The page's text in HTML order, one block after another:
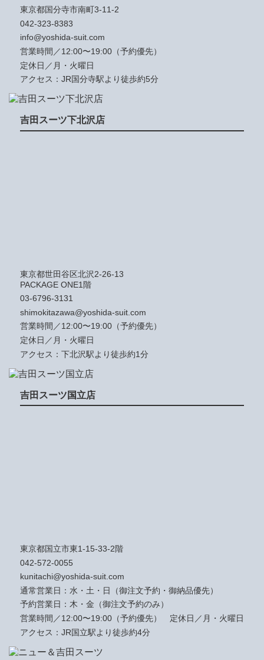
東京都国分寺市南町3-11-2
042-323-8383
info@yoshida-suit.com
営業時間／12:00〜19:00（予約優先）
定休日／月・火曜日
アクセス：JR国分寺駅より徒歩約5分
吉田スーツ下北沢店
東京都世田谷区北沢2-26-13
PACKAGE ONE1階
03-6796-3131
shimokitazawa@yoshida-suit.com
営業時間／12:00〜19:00（予約優先）
定休日／月・火曜日
アクセス：下北沢駅より徒歩約1分
吉田スーツ国立店
東京都国立市東1-15-33-2階
042-572-0055
kunitachi@yoshida-suit.com
通常営業日：水・土・日（御注文予約・御納品優先）
予約営業日：木・金（御注文予約のみ）
営業時間／12:00〜19:00（予約優先） 定休日／月・火曜日
アクセス：JR国立駅より徒歩約4分